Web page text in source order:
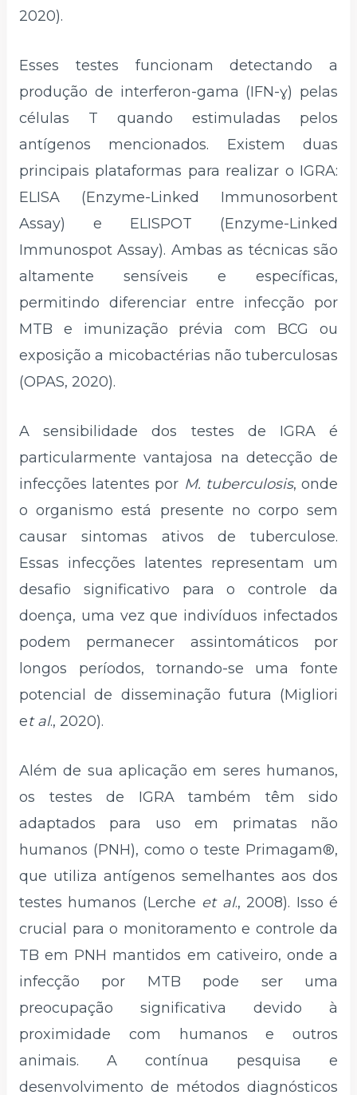
2020).
Esses testes funcionam detectando a
produção de interferon-gama (IFN-ɣ) pelas
células T quando estimuladas pelos
antígenos mencionados. Existem duas
principais plataformas para realizar o IGRA:
ELISA (Enzyme-Linked Immunosorbent
Assay) e ELISPOT (Enzyme-Linked
Immunospot Assay). Ambas as técnicas são
altamente sensíveis e específicas,
permitindo diferenciar entre infecção por
MTB e imunização prévia com BCG ou
exposição a micobactérias não tuberculosas
(OPAS, 2020).
A sensibilidade dos testes de IGRA é
particularmente vantajosa na detecção de
infecções latentes por M. tuberculosis, onde
o organismo está presente no corpo sem
causar sintomas ativos de tuberculose.
Essas infecções latentes representam um
desafio significativo para o controle da
doença, uma vez que indivíduos infectados
podem permanecer assintomáticos por
longos períodos, tornando-se uma fonte
potencial de disseminação futura (Migliori
et al., 2020).
Além de sua aplicação em seres humanos,
os testes de IGRA também têm sido
adaptados para uso em primatas não
humanos (PNH), como o teste Primagam®,
que utiliza antígenos semelhantes aos dos
testes humanos (Lerche et al., 2008). Isso é
crucial para o monitoramento e controle da
TB em PNH mantidos em cativeiro, onde a
infecção por MTB pode ser uma
preocupação significativa devido à
proximidade com humanos e outros
animais. A contínua pesquisa e
desenvolvimento de métodos diagnósticos